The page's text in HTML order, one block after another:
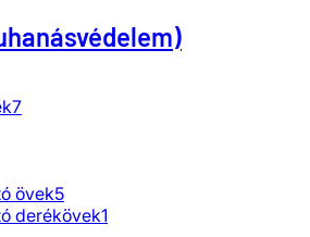
7
övek5
derékövek1